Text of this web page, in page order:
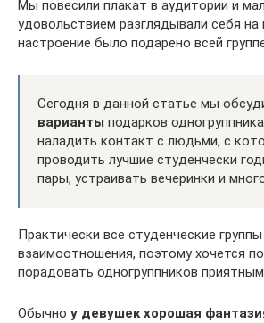
Мы повесили плакат в аудитории и
удовольствием разглядывали себя
настроение было подарено всей
Сегодня в данной статье мы
варианты подарков
наладить контакт с людьми, с
проводить лучшие студенчески
пары, устраивать вечеринки и
Практически все студенческие
взаимоотношения, поэтому хочется
порадовать одногруппников
Обычно у девушек хорошая